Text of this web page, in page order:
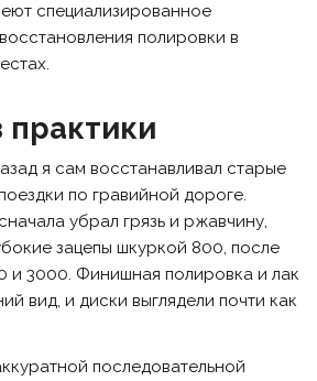
специализированное
полировки в
я сам восстанавливал старые
по гравийной дороге.
убрал грязь и ржавчину,
зацепы шкуркой 800, после
и 3000. Финишная полировка и лак
вид, и диски выглядели почти как
последовательной